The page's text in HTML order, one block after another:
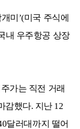
미’(미국 주식에
내 우주항공 상장
가는 직전 거래
감했다. 지난 12
달러대까지 떨어